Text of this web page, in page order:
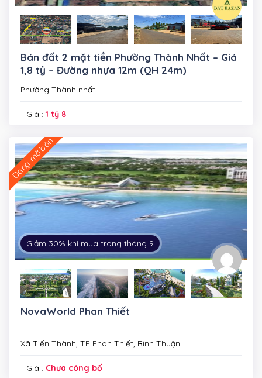
Bán đất 2 mặt tiền Phường Thành Nhất – Giá
1,8 tỷ – Đường nhựa 12m (QH 24m)
Phường Thành nhất
Giá : 1 tỷ 8
Đang mở bán
Giảm 30% khi mua trong tháng 9
NovaWorld Phan Thiết
Xã Tiến Thành, TP Phan Thiết, Bình Thuận
Giá : Chưa công bố